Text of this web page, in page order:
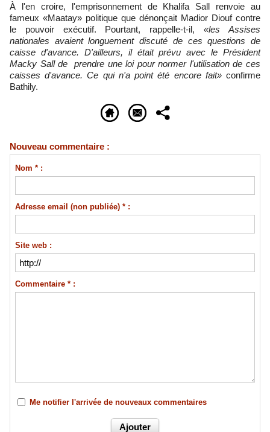
À l'en croire, l'emprisonnement de Khalifa Sall renvoie au
fameux «Maatay» politique que dénonçait Madior Diouf contre
le pouvoir exécutif. Pourtant, rappelle-t-il,«les Assises
nationales avaient longuement discuté de ces questions de
caisse d'avance. D'ailleurs, il était prévu avec le Président
Macky Sall de prendre une loi pour normer l'utilisation de ces
caisses d'avance. Ce qui n'a point été encore fait»confirme
Bathily.
Nouveau commentaire :
Nom * :
Adresse email (non publiée) * :
Site web :
Commentaire * :
Me notifier l'arrivée de nouveaux commentaires